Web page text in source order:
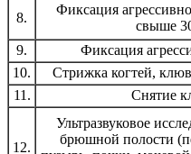
8.
Фиксация
свыше
9. Фиксация
10.
Стрижка когтей,
11.
Снятие
12.
Ультразвуковое
брюшной полости